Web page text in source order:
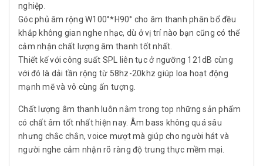
nghiệp.
Góc phủ âm rộng W100°*H90° cho âm thanh phân bổ đều
khắp không gian nghe nhạc, dù ở vị trí nào bạn cũng có thể
cảm nhận chất lượng âm thanh tốt nhất.
Thiết kế với công suất SPL liên tục ở ngưỡng 121dB cùng
với đó là dải tần rộng từ 58hz-20khz giúp loa hoạt động
mạnh mẽ và vô cùng ấn tượng.
Chất lượng âm thanh luôn nằm trong top những sản phẩm
có chất âm tốt nhất hiện nay. Âm bass không quá sâu
nhưng chắc chắn, voice mượt mà giúp cho người hát và
người nghe cảm nhận rõ ràng độ trung thực mềm mại.